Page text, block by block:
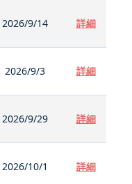
2026/9/14 詳細
2026/9/3 詳細
2026/9/29 詳細
2026/10/1 詳細